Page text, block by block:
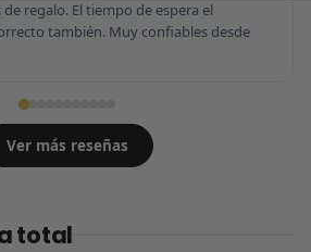
regalo. El tiempo de espera el
también. Muy confiables desde
Ver más reseñas
total